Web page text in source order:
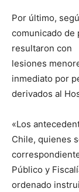
Por último,
comunicado de
resultaron con
lesiones
inmediato por
derivados al
«Los
Chile, quienes
Público y
ordenado